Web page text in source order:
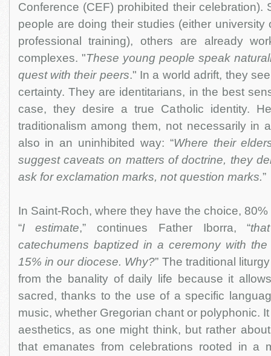
Conference (CEF) prohibited their celebration).
people are doing their studies (either university
professional training), others are already
complexes. "These young people speak
quest with their peers." In a world adrift, they
certainty. They are identitarians, in the best
case, they desire a true Catholic identity.
traditionalism among them, not necessarily in
also in an uninhibited way: “Where their
suggest caveats on matters of doctrine, they
ask for exclamation marks, not question marks.”
In Saint-Roch, where they have the choice,
“I estimate,” continues Father Iborra, “
catechumens baptized in a ceremony with
15% in our diocese. Why?” The traditional
from the banality of daily life because it
sacred, thanks to the use of a specific
music, whether Gregorian chant or polyphonic.
aesthetics, as one might think, but rather
that emanates from celebrations rooted in a